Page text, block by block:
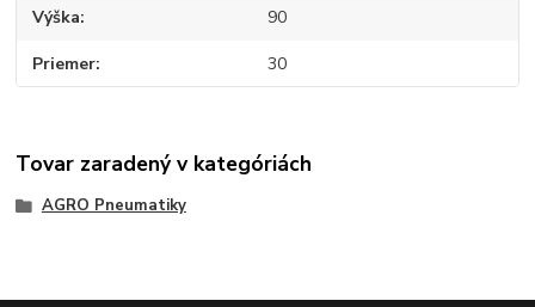
Výška 90
Priemer 30
Tovar zaradený v kategóriách
AGRO Pneumatiky